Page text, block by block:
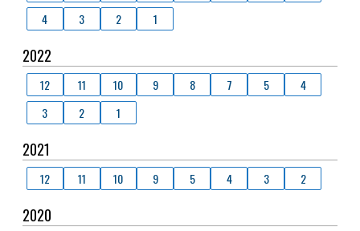
4
3 2 1
2022
12 11 10 9 8 7 5
4
3
2 1
2021
12 11 10 9 5 4 3 2
2020